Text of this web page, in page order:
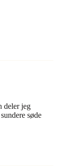
deler jeg
søde